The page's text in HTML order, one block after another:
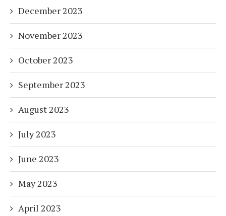
December 2023
November 2023
October 2023
September 2023
August 2023
July 2023
June 2023
May 2023
April 2023